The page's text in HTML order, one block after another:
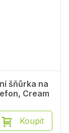
šňůrka na
Cream
Koupit